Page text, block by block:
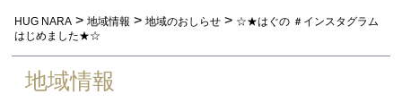
HUG NARA > 地域情報 > 地域のおしらせ > ☆★はぐの ＃インスタグラム
はじめました★☆
地域情報